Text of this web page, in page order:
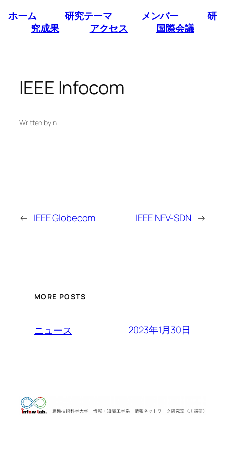
内
ホーム 研究テーマ メンバー
研
究成果
アクセス 国際会議
IEEE Infocom
Written byin
← IEEE Globecom IEEE NFV-SDN →
MORE POSTS
ニュース 2023年1月30日